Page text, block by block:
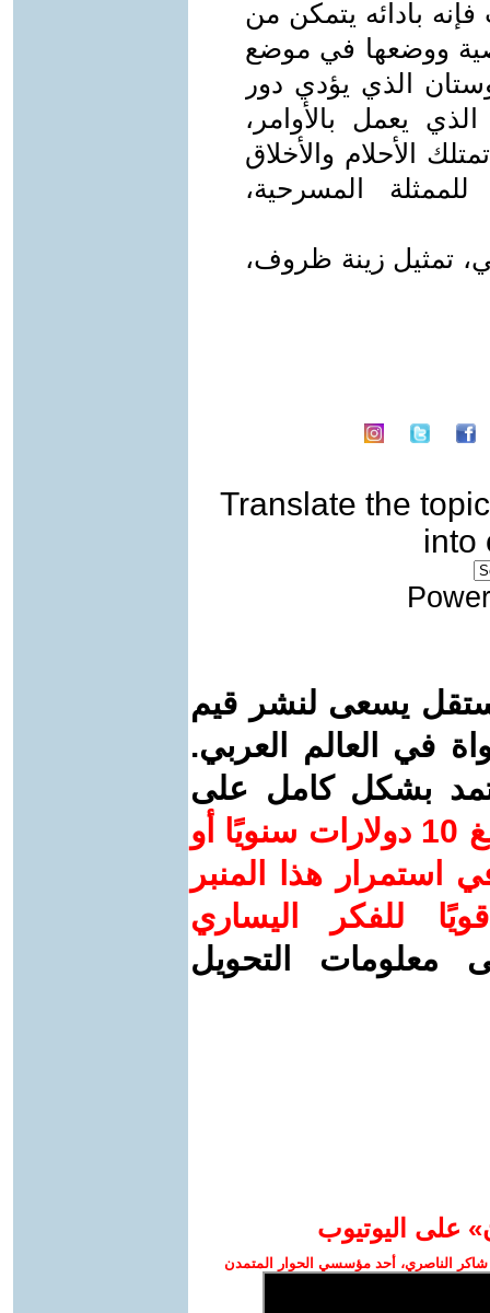
بأدائه يتمكن من
ووضعها في موضع
الذي يؤدي دور
يعمل بالأوامر،
الأحلام والأخلاق
المسرحية،
تمثيل زينة ظروف،
Translate the topic
into
يسعى لنشر قيم
في العالم العربي.
بشكل كامل على
ساهم/ي معنا! بدعمكم بمبلغ 10 دولارات سنويًا أو
استمرار هذا المنبر
للفكر اليساري
معلومات التحويل
على اليوتيوب
الناصري، أحد مؤسسي الحوار المتمدن